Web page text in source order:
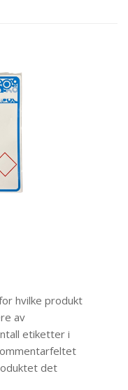
hvilke produkt
av
etiketter i
det